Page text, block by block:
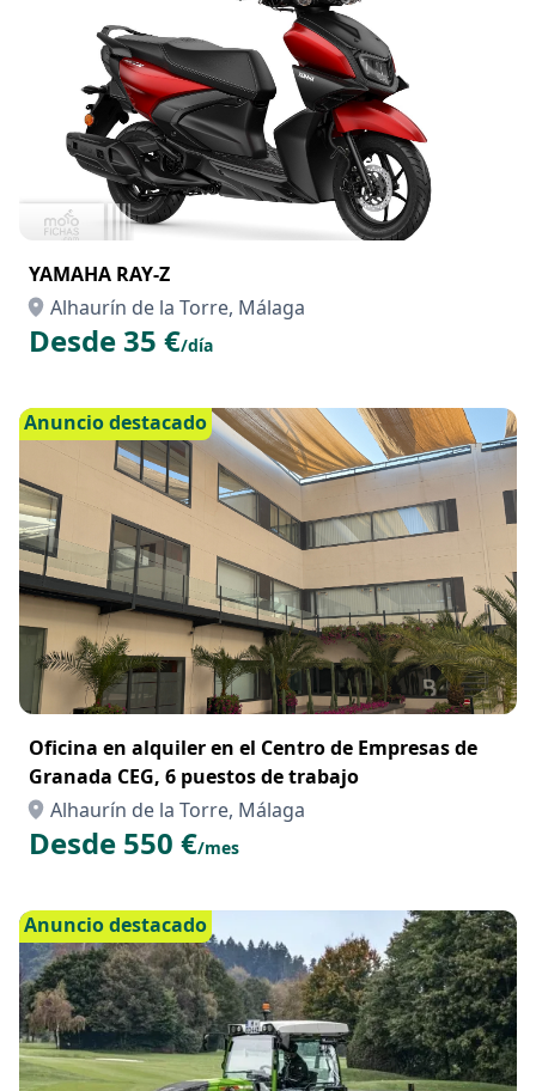
YAMAHA RAY-Z
Alhaurín de la Torre, Málaga
Desde 35 €/día
Anuncio destacado
Oficina en alquiler en el Centro de Empresas de
Granada CEG, 6 puestos de trabajo
Alhaurín de la Torre, Málaga
Desde 550 €/mes
Anuncio destacado